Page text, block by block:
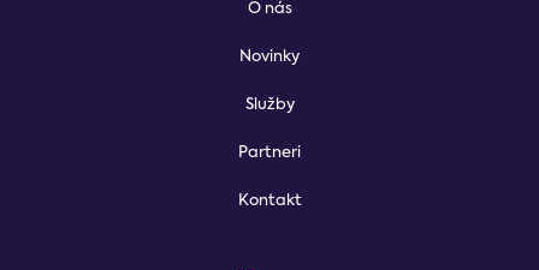
O nás
Novinky
Služby
Partneri
Kontakt